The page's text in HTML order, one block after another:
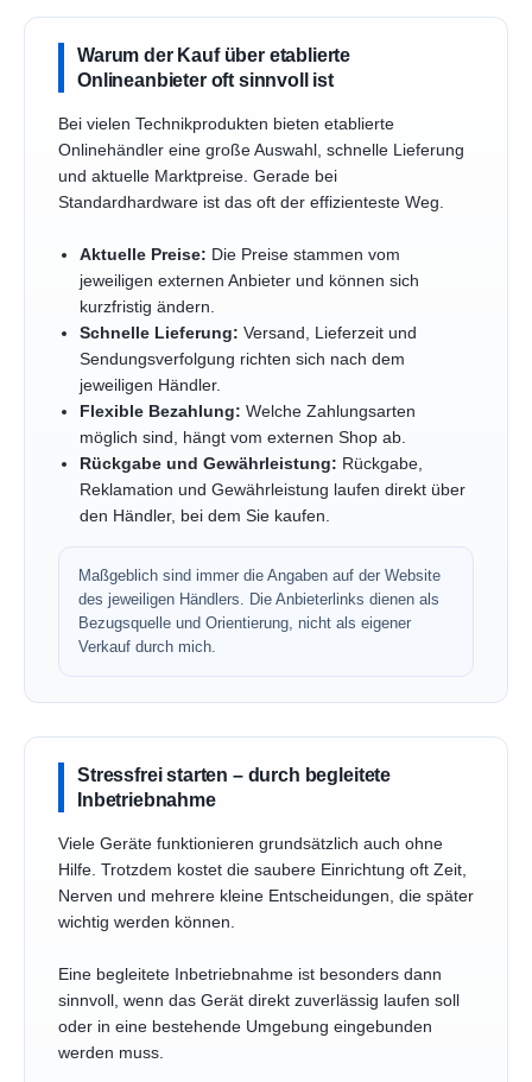
Warum der Kauf über etablierte
Onlineanbieter oft sinnvoll ist
Bei vielen Technikprodukten bieten etablierte
Onlinehändler eine große Auswahl, schnelle Lieferung
und aktuelle Marktpreise. Gerade bei
Standardhardware ist das oft der effizienteste Weg.
Aktuelle Preise: Die Preise stammen vom
jeweiligen externen Anbieter und können sich
kurzfristig ändern.
Schnelle Lieferung: Versand, Lieferzeit und
Sendungsverfolgung richten sich nach dem
jeweiligen Händler.
Flexible Bezahlung: Welche Zahlungsarten
möglich sind, hängt vom externen Shop ab.
Rückgabe und Gewährleistung: Rückgabe,
Reklamation und Gewährleistung laufen direkt über
den Händler, bei dem Sie kaufen.
Maßgeblich sind immer die Angaben auf der Website
des jeweiligen Händlers. Die Anbieterlinks dienen als
Bezugsquelle und Orientierung, nicht als eigener
Verkauf durch mich.
Stressfrei starten – durch begleitete
Inbetriebnahme
Viele Geräte funktionieren grundsätzlich auch ohne
Hilfe. Trotzdem kostet die saubere Einrichtung oft Zeit,
Nerven und mehrere kleine Entscheidungen, die später
wichtig werden können.
Eine begleitete Inbetriebnahme ist besonders dann
sinnvoll, wenn das Gerät direkt zuverlässig laufen soll
oder in eine bestehende Umgebung eingebunden
werden muss.